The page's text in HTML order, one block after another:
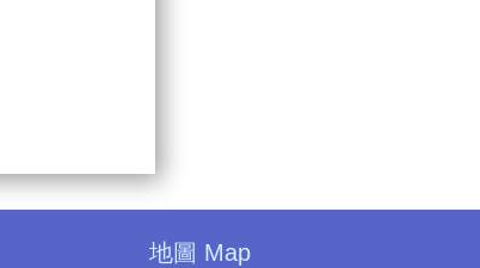
地圖 Map